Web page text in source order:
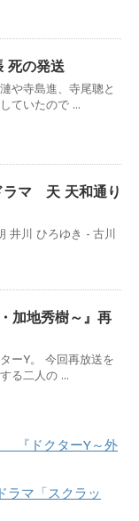
死の発送
や寺島進、寺尾聰と
ていたので ...
マ 天 天和通り
井川 ひろゆき - 古川
加地秀樹～』再
ーY。 今回再放送を
る二人の ...
『ドクターY～外
マ「スクラッ